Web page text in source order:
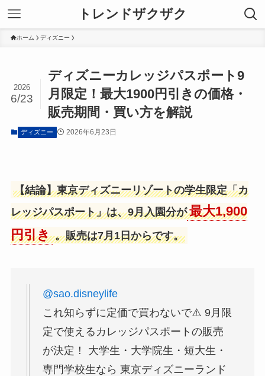
トレンドザクザク
ホーム ディズニー
ディズニーカレッジパスポート9
月限定！最大1900円引きの価格・
販売期間・買い方を解説
2026
6/23
ディズニー 2026年6月23日
【結論】東京ディズニーリゾートの学生限定「カ
レッジパスポート」は、9月入園分が 最大1,900
円引き 。販売は7月1日からです。
@sao.disneylife
これ知らずに定価で買わないで⚠️ 9月限
定で使えるカレッジパスポートの販売
が決定！ 大学生・大学院生・短大生・
専門学校生なら 東京ディズニーランド